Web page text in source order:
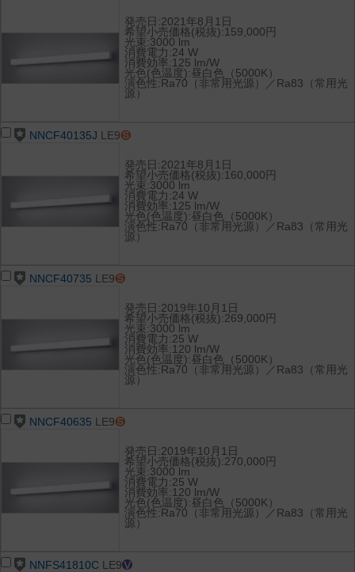
発売日:2021年8月1日
希望小売価格(税抜):159,000円
光束:3000 lm
消費電力:24 W
消費効率:125 lm/W
光色(色温度):昼白色（5000K）
演色性:Ra70（非常用光源）／Ra83（常用光
源）
NNCF40135J LE9
発売日:2021年8月1日
希望小売価格(税抜):160,000円
光束:3000 lm
消費電力:24 W
消費効率:125 lm/W
光色(色温度):昼白色（5000K）
演色性:Ra70（非常用光源）／Ra83（常用光
源）
NNCF40735 LE9
発売日:2019年10月1日
希望小売価格(税抜):269,000円
光束:3000 lm
消費電力:25 W
消費効率:120 lm/W
光色(色温度):昼白色（5000K）
演色性:Ra70（非常用光源）／Ra83（常用光
源）
NNCF40635 LE9
発売日:2019年10月1日
希望小売価格(税抜):270,000円
光束:3000 lm
消費電力:25 W
消費効率:120 lm/W
光色(色温度):昼白色（5000K）
演色性:Ra70（非常用光源）／Ra83（常用光
源）
NNFS41810C LE9